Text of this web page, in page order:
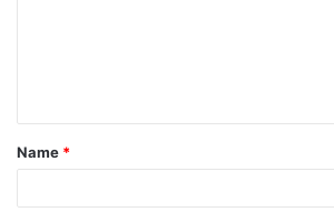
Name *